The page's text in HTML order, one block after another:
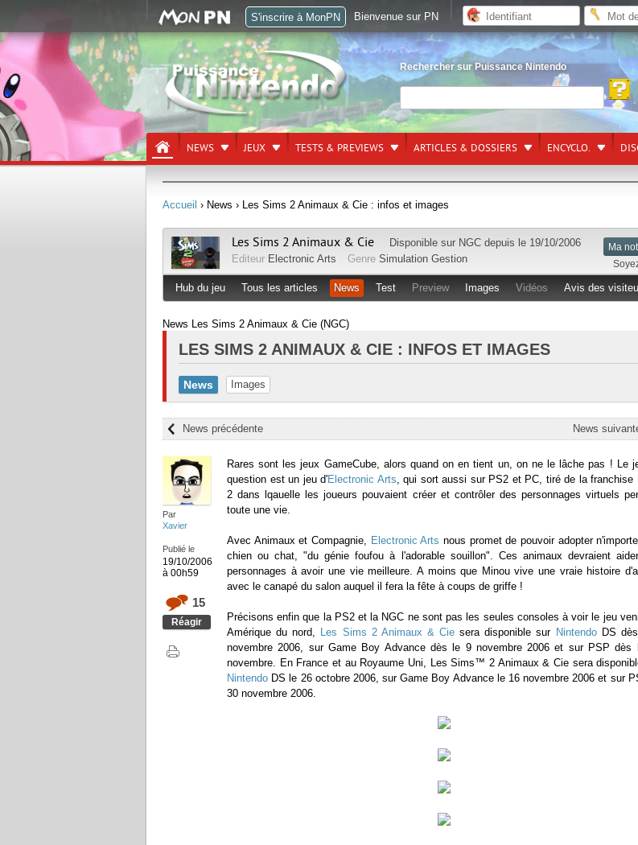
Rechercher sur Puissance Nintendo
NEWS JEUX TESTS & PREVIEWS ARTICLES & DOSSIERS ENCYCLO.
Accueil › News › Les Sims 2 Animaux & Cie : infos et images
Ma
Les Sims 2 Animaux & Cie Disponible sur NGC depuis le 19/10/2006
Editeur Electronic Arts Genre Simulation Gestion
Hub du jeu Tous les articles News Test Preview Images Vidéos Avis des
News Les Sims 2 Animaux & Cie (NGC)
LES SIMS 2 ANIMAUX & CIE : INFOS ET IMAGES
News Images
News
News précédente
Par
Xavier
Publié le
19/10/2006
à 00h59
15
Réagir
Rares sont les jeux GameCube, alors quand on en tient un, on ne le lâche pas ! Le
question est un jeu d'Electronic Arts, qui sort aussi sur PS2 et PC, tiré de la franchise
2 dans lqauelle les joueurs pouvaient créer et contrôler des personnages virtuels
toute une vie.
Avec Animaux et Compagnie, Electronic Arts nous promet de pouvoir adopter
chien ou chat, "du génie foufou à l'adorable souillon". Ces animaux devraient
personnages à avoir une vie meilleure. A moins que Minou vive une vraie histoire
avec le canapé du salon auquel il fera la fête à coups de griffe !
Précisons enfin que la PS2 et la NGC ne sont pas les seules consoles à voir le jeu
Amérique du nord, Les Sims 2 Animaux & Cie sera disponible sur NintendoDS
novembre 2006, sur Game Boy Advance dès le 9 novembre 2006 et sur PSP dès
novembre. En France et au Royaume Uni, Les Sims™ 2 Animaux & Cie sera
Nintendo DS le 26 octobre 2006, sur Game Boy Advance le 16 novembre 2006 et sur
30 novembre 2006.
S'inscrire à MonPN Bienvenue sur PN